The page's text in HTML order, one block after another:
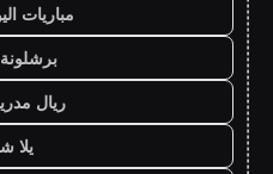
مباريات
ريال
يلا